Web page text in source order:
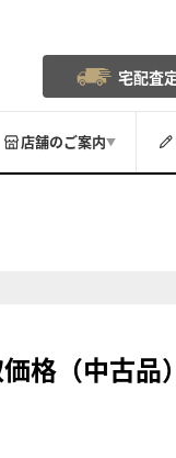
宅配査
店舗のご案内▼
格（中古品